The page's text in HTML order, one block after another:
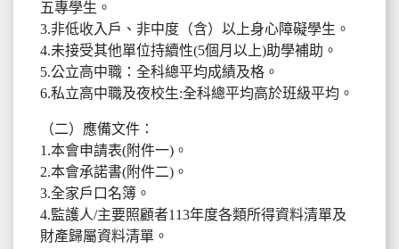
五專學生。
3.非低收入戶、非中度（含）以上身心障礙學生。
4.未接受其他單位持續性(5個月以上)助學補助。
5.公立高中職：全科總平均成績及格。
6.私立高中職及夜校生:全科總平均高於班級平均。
（二）應備文件：
1.本會申請表(附件一)。
2.本會承諾書(附件二)。
3.全家戶口名簿。
4.監護人/主要照顧者113年度各類所得資料清單及
財產歸屬資料清單。